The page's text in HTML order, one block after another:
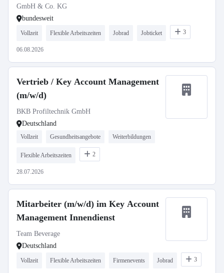
GmbH & Co. KG
bundesweit
Vollzeit Flexible Arbeitszeiten Jobrad Jobticket 3
06.08.2026
Vertrieb / Key Account Management
(m/w/d)
BKB Profiltechnik GmbH
Deutschland
Vollzeit Gesundheitsangebote Weiterbildungen
Flexible Arbeitszeiten 2
28.07.2026
Mitarbeiter (m/w/d) im Key Account
Management Innendienst
Team Beverage
Deutschland
Vollzeit Flexible Arbeitszeiten Firmenevents Jobrad 3